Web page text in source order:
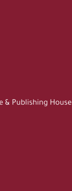
& Publishing House